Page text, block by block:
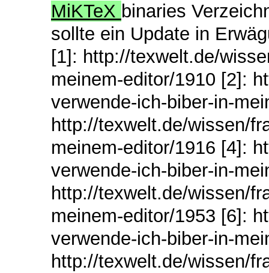
MiKTeX binaries
sollte ein Update in
[1]: http://texwelt.de/
meinem-editor/1910 [2]:
verwende-ich-biber-in-
http://texwelt.de/wissen/
meinem-editor/1916 [4]:
verwende-ich-biber-in-
http://texwelt.de/wissen/
meinem-editor/1953 [6]:
verwende-ich-biber-in-
http://texwelt.de/wissen/